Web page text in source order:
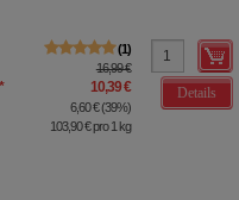
1
16,99 €
10,39 €
6,60 €(39%)
103,90 €pro 1 kg
Details